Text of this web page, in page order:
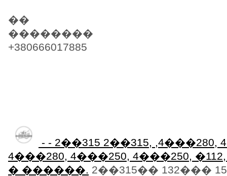
��
��������
+380666017885
- - 2��315 2��315, ,4���280,
4���280, 4���250, 4���250, �112,
� ������. 2��315�� 132���